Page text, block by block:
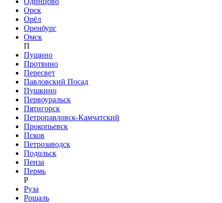
Орск
Орёл
Оренбург
Омск
П
Пущино
Протвино
Пересвет
Павловский Посад
Пушкино
Первоуральск
Пятигорск
Петропавловск-Камчатский
Прокопьевск
Псков
Петрозаводск
Подольск
Пенза
Пермь
Р
Руза
Рошаль